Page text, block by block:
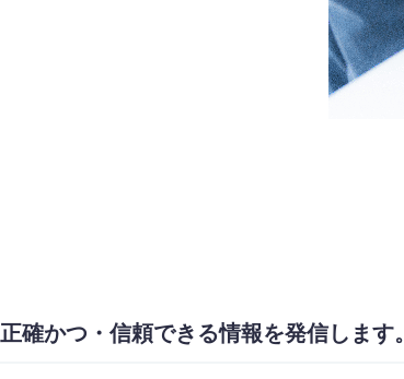
正確かつ・信頼できる情報を発信します。